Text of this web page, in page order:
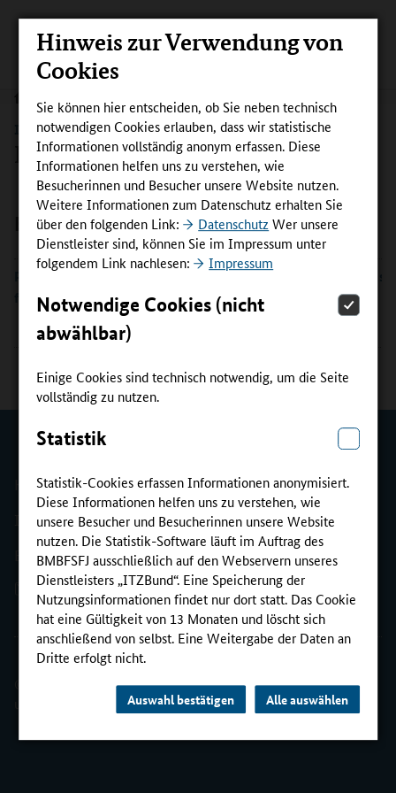
Hinweis zur Verwendung von
Cookies
Sie können hier entscheiden, ob Sie neben technisch
notwendigen Cookies erlauben, dass wir statistische
Informationen vollständig anonym erfassen. Diese
Informationen helfen uns zu verstehen, wie
Besucherinnen und Besucher unsere Website nutzen.
Weitere Informationen zum Datenschutz erhalten Sie
über den folgenden Link:
Datenschutz Wer unsere
Dienstleister sind, können Sie im Impressum unter
folgendem Link nachlesen:
Impressum
Notwendige Cookies (nicht
abwählbar)
Einige Cookies sind technisch notwendig, um die Seite
vollständig zu nutzen.
Statistik
Statistik-Cookies erfassen Informationen anonymisiert.
Diese Informationen helfen uns zu verstehen, wie
unsere Besucher und Besucherinnen unsere Website
nutzen. Die Statistik-Software läuft im Auftrag des
BMBFSFJ ausschließlich auf den Webservern unseres
Dienstleisters „ITZBund“. Eine Speicherung der
Nutzungsinformationen findet nur dort statt. Das Cookie
hat eine Gültigkeit von 13 Monaten und löscht sich
anschließend von selbst. Eine Weitergabe der Daten an
Dritte erfolgt nicht.
Auswahl bestätigen Alle auswählen
Lernortkooperationen ausbauen
IM NETZWERK MEHR ERREICHEN
Ergebnisse
Praxishandbuch zum Thema Lernortkooperation: Gemeinsam
für Azubis
© Bundesministerium für Bildung, Familie, Senioren, Frauen
Kontakt
Impressum
Erklärung zur Barrierefreiheit
E-Mail: Barriere melden